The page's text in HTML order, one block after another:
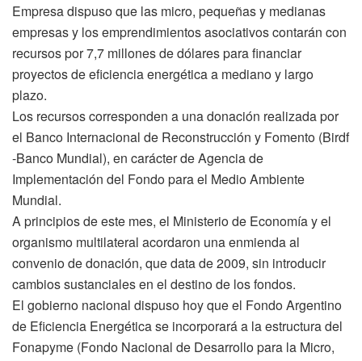
Empresa dispuso que las micro, pequeñas y medianas
empresas y los emprendimientos asociativos contarán con
recursos por 7,7 millones de dólares para financiar
proyectos de eficiencia energética a mediano y largo
plazo.
Los recursos corresponden a una donación realizada por
el Banco Internacional de Reconstrucción y Fomento (Birdf
-Banco Mundial), en carácter de Agencia de
Implementación del Fondo para el Medio Ambiente
Mundial.
A principios de este mes, el Ministerio de Economía y el
organismo multilateral acordaron una enmienda al
convenio de donación, que data de 2009, sin introducir
cambios sustanciales en el destino de los fondos.
El gobierno nacional dispuso hoy que el Fondo Argentino
de Eficiencia Energética se incorporará a la estructura del
Fonapyme (Fondo Nacional de Desarrollo para la Micro,